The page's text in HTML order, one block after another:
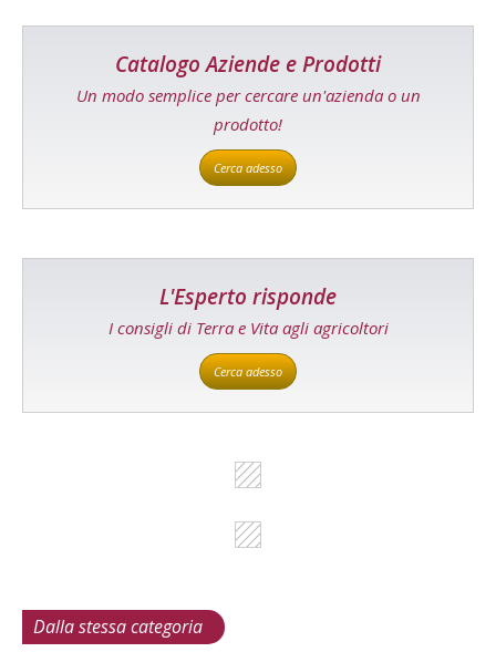
Catalogo Aziende e Prodotti
Un modo semplice per cercare un'azienda o un
prodotto!
Cerca adesso
L'Esperto risponde
I consigli di Terra e Vita agli agricoltori
Cerca adesso
Dalla stessa categoria